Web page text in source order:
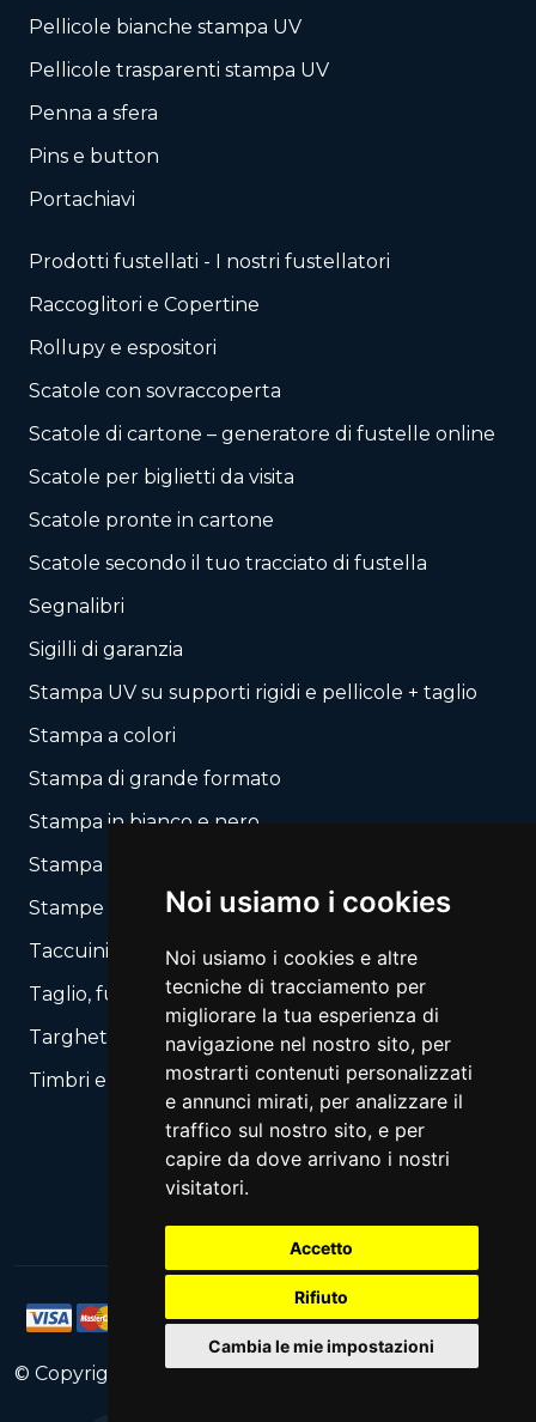
Noi usiamo i cookies
Noi usiamo i cookies e altre
tecniche di tracciamento per
migliorare la tua esperienza di
navigazione nel nostro sito, per
mostrarti contenuti personalizzati
e annunci mirati, per analizzare il
traffico sul nostro sito, e per
capire da dove arrivano i nostri
visitatori.
Accetto
Rifiuto
Cambia le mie impostazioni
Pellicole bianche stampa UV
Pellicole trasparenti stampa UV
Penna a sfera
Pins e button
Portachiavi
Prodotti fustellati - I nostri fustellatori
Raccoglitori e Copertine
Rollupy e espositori
Scatole con sovraccoperta
Scatole di cartone – generatore di fustelle online
Scatole per biglietti da visita
Scatole pronte in cartone
Scatole secondo il tuo tracciato di fustella
Segnalibri
Sigilli di garanzia
Stampa UV su supporti rigidi e pellicole + taglio
Stampa a colori
Stampa di grande formato
Stampa in bianco e nero
Stampa lenticolare
Stampe autocopianti
Taccuini / Blocchi
Taglio, fustellatura secondo il tuo layout
Targhette, Segnali
Timbri e Automati
© Copyright 2026 PrintNetAll Rights Reserved.